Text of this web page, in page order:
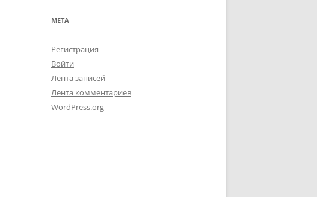
МЕТА
Регистрация
Войти
Лента записей
Лента комментариев
WordPress.org